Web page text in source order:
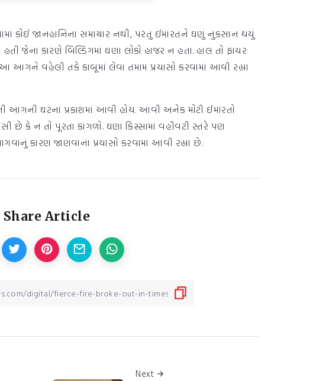
કોઈ જાનહાનિના સમાચાર નથી, પરંતુ ઈમારતને ઘણું નુકસાન થયું
જેના કારણે બિલ્ડિંગમાં ઘણા લોકો હાજર ન હતા. હાલ તો ફાયર
આગને વહેલી તકે કાબૂમાં લેવા તમામ પ્રયાસો કરવામાં આવી રહ્યા
ઘટના પ્રકાશમાં આવી હોય. આવી અનેક મોટી ઈમારતો
કે ન તો પૂરતા કાગળો. ઘણા કિસ્સામાં વહીવટી સ્તરે પણ
કારણ જાણવાના પ્રયાસો કરવામાં આવી રહ્યા છે.
Share Article
Next